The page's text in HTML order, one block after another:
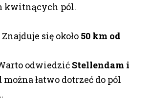
kwitnących pól.
Znajduje się około 50 km od
odwiedzić Stellendam i
można łatwo dotrzeć do pól